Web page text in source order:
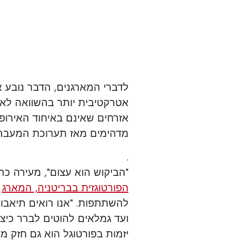
לדברי המארגנים, הדבר נובע
אטרקטיבית יותר בהשוואה
מדהימים מאז תערוכת המעבר
.
"הביקוש הוא עצום", מעירה
הפורטוגזית בבריטניה, המארג
להשתתפות. "אנו רואים
ועד גמלאים להוטים לברר
יזמות בפורטוגל הוא גם חזק